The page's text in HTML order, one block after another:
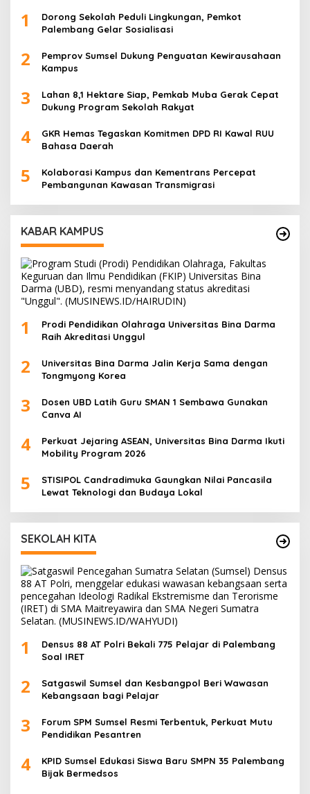
1
Dorong Sekolah Peduli Lingkungan, Pemkot
Palembang Gelar Sosialisasi
2
Pemprov Sumsel Dukung Penguatan Kewirausahaan
Kampus
3
Lahan 8,1 Hektare Siap, Pemkab Muba Gerak Cepat
Dukung Program Sekolah Rakyat
4
GKR Hemas Tegaskan Komitmen DPD RI Kawal RUU
Bahasa Daerah
5
Kolaborasi Kampus dan Kementrans Percepat
Pembangunan Kawasan Transmigrasi
KABAR KAMPUS
1
Prodi Pendidikan Olahraga Universitas Bina Darma
Raih Akreditasi Unggul
2
Universitas Bina Darma Jalin Kerja Sama dengan
Tongmyong Korea
3
Dosen UBD Latih Guru SMAN 1 Sembawa Gunakan
Canva AI
4
Perkuat Jejaring ASEAN, Universitas Bina Darma Ikuti
Mobility Program 2026
5
STISIPOL Candradimuka Gaungkan Nilai Pancasila
Lewat Teknologi dan Budaya Lokal
SEKOLAH KITA
1
Densus 88 AT Polri Bekali 775 Pelajar di Palembang
Soal IRET
2
Satgaswil Sumsel dan Kesbangpol Beri Wawasan
Kebangsaan bagi Pelajar
3
Forum SPM Sumsel Resmi Terbentuk, Perkuat Mutu
Pendidikan Pesantren
4
KPID Sumsel Edukasi Siswa Baru SMPN 35 Palembang
Bijak Bermedsos